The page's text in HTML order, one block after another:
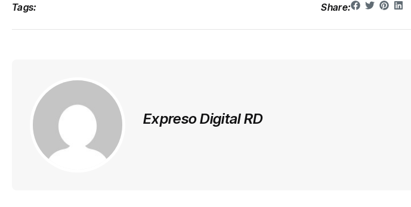
Tags: Share:
Expreso Digital RD